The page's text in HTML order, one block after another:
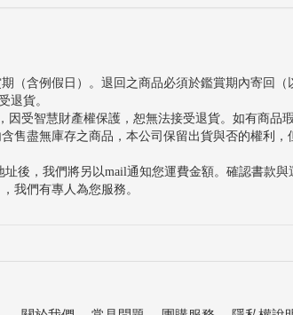
（含例假日）。退回之商品必須於鑑賞期內寄回
退貨。
受智慧財產權保護，恕無法接受退貨。如有商品
售盡無庫存之商品，本公司保留出貨與否的權利
後，我們將另以mail通知您運費金額。確認書款
，我們有專人為您服務。